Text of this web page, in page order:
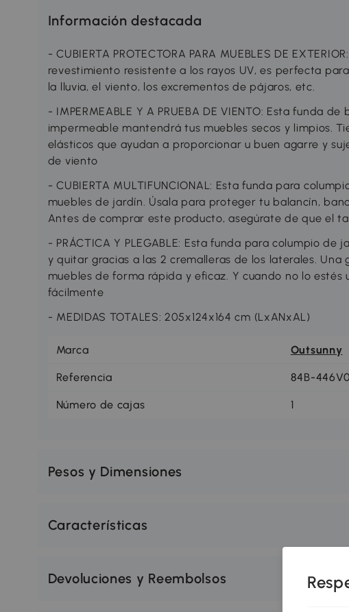
Información destacada
- CUBIERTA PROTECTORA PARA MUEBLES DE
revestimiento resistente a los rayos UV, es perfecta
la lluvia, el viento, los excrementos de pájaros, etc.
- IMPERMEABLE Y A PRUEBA DE VIENTO: Esta funda
impermeable mantendrá tus muebles secos y limpios.
elásticos que ayudan a proporcionar u buen agarre y
de viento
- CUBIERTA MULTIFUNCIONAL: Esta funda para
muebles de jardín. Úsala para proteger tu balancín,
Antes de comprar este producto, asegúrate de que el
- PRÁCTICA Y PLEGABLE: Esta funda para columpio
y quitar gracias a las 2 cremalleras de los laterales.
muebles de forma rápida y eficaz. Y cuando no lo estés
fácilmente
- MEDIDAS TOTALES: 205x124x164 cm (LxANxAL)
Marca Outsunny
Referencia 84B-
Número de cajas 1
Pesos y Dimensiones
Características
Devoluciones y Reembolsos